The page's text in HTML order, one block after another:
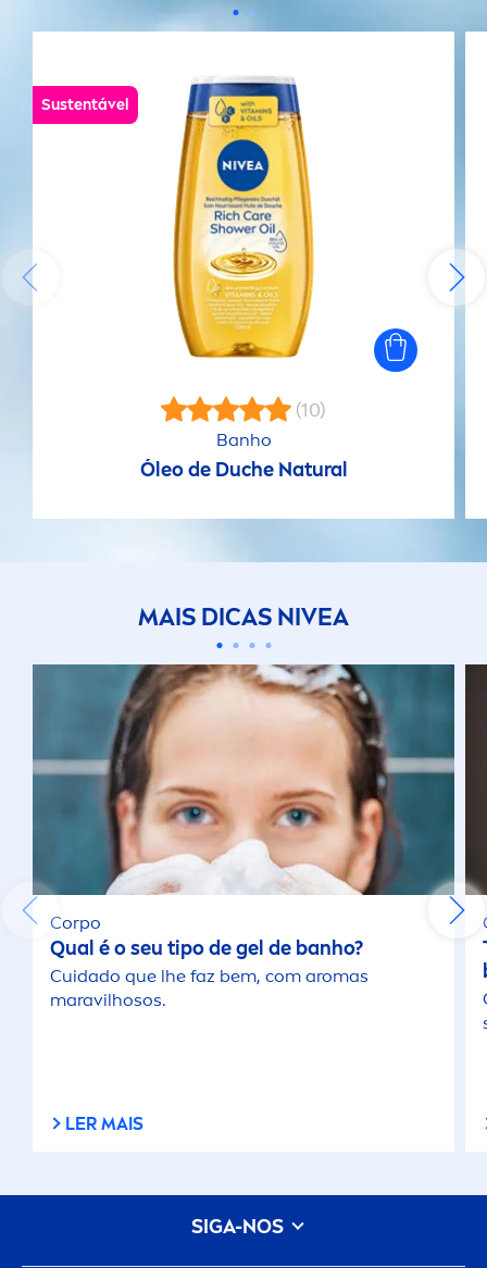
Sustentável
(10)
Banho
Óleo de Duche Natural
MAIS DICAS NIVEA
Corpo
Qual é o seu tipo de gel de banho?
Cuidado que lhe faz bem, com aromas
maravilhosos.
LER MAIS
SIGA-NOS